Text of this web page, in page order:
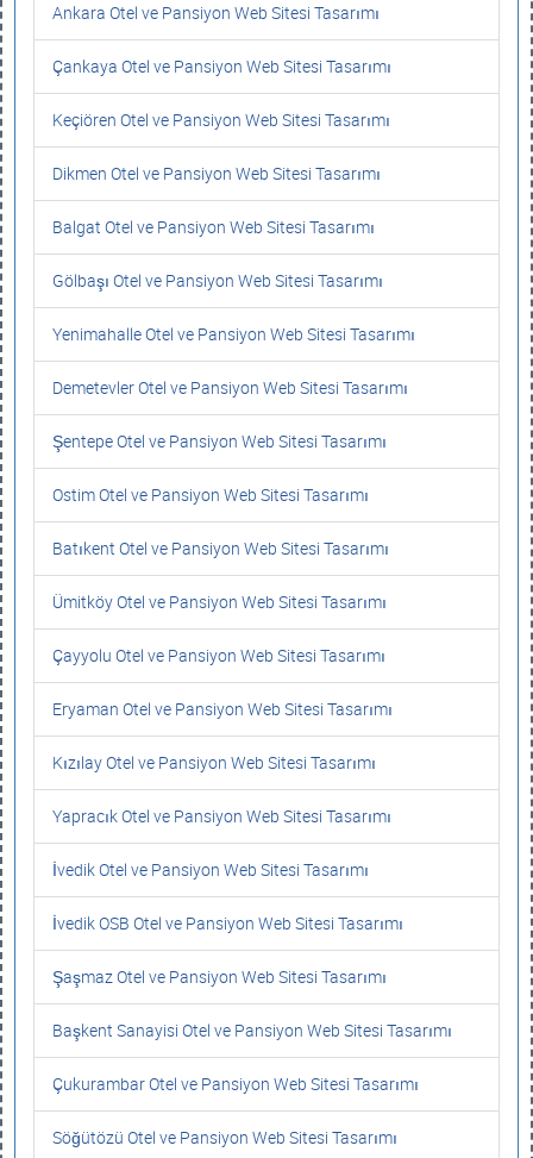
Ankara Otel ve Pansiyon Web Sitesi Tasarımı
Çankaya Otel ve Pansiyon Web Sitesi Tasarımı
Keçiören Otel ve Pansiyon Web Sitesi Tasarımı
Dikmen Otel ve Pansiyon Web Sitesi Tasarımı
Balgat Otel ve Pansiyon Web Sitesi Tasarımı
Gölbaşı Otel ve Pansiyon Web Sitesi Tasarımı
Yenimahalle Otel ve Pansiyon Web Sitesi Tasarımı
Demetevler Otel ve Pansiyon Web Sitesi Tasarımı
Şentepe Otel ve Pansiyon Web Sitesi Tasarımı
Ostim Otel ve Pansiyon Web Sitesi Tasarımı
Batıkent Otel ve Pansiyon Web Sitesi Tasarımı
Ümitköy Otel ve Pansiyon Web Sitesi Tasarımı
Çayyolu Otel ve Pansiyon Web Sitesi Tasarımı
Eryaman Otel ve Pansiyon Web Sitesi Tasarımı
Kızılay Otel ve Pansiyon Web Sitesi Tasarımı
Yapracık Otel ve Pansiyon Web Sitesi Tasarımı
İvedik Otel ve Pansiyon Web Sitesi Tasarımı
İvedik OSB Otel ve Pansiyon Web Sitesi Tasarımı
Şaşmaz Otel ve Pansiyon Web Sitesi Tasarımı
Başkent Sanayisi Otel ve Pansiyon Web Sitesi Tasarımı
Çukurambar Otel ve Pansiyon Web Sitesi Tasarımı
Söğütözü Otel ve Pansiyon Web Sitesi Tasarımı